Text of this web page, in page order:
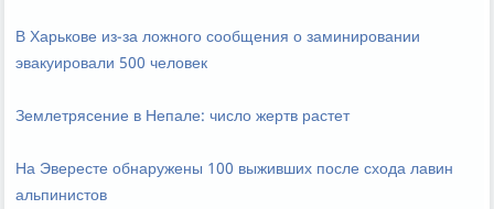
В Харькове из-за ложного сообщения о заминировании
эвакуировали 500 человек
Землетрясение в Непале: число жертв растет
На Эвересте обнаружены 100 выживших после схода лавин
альпинистов